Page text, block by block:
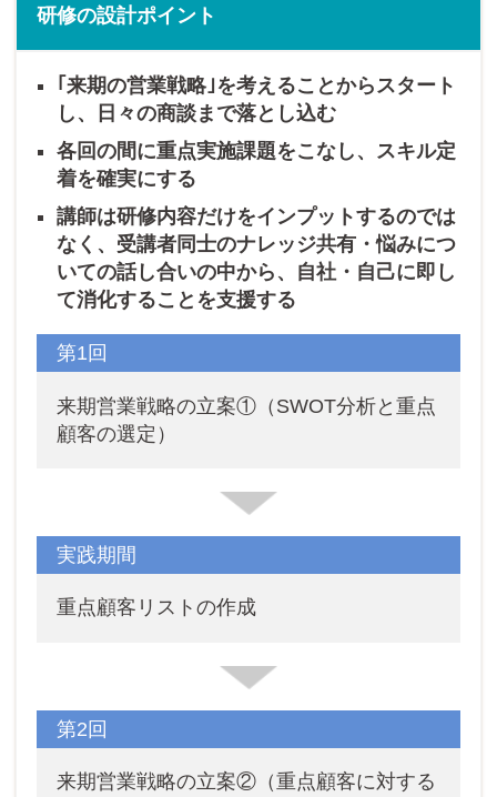
研修の設計ポイント
｢来期の営業戦略｣を考えることからスタート
し、日々の商談まで落とし込む
各回の間に重点実施課題をこなし、スキル定
着を確実にする
講師は研修内容だけをインプットするのでは
なく、受講者同士のナレッジ共有・悩みにつ
いての話し合いの中から、自社・自己に即し
て消化することを支援する
第1回
来期営業戦略の立案①（SWOT分析と重点
顧客の選定）
実践期間
重点顧客リストの作成
第2回
来期営業戦略の立案②（重点顧客に対する